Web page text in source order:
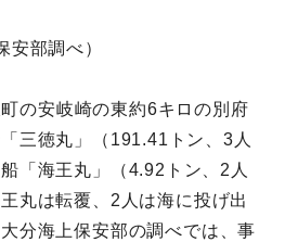
安部調べ）
の安岐崎の東約6キロの別府
三徳丸」（191.41トン、3人
「海王丸」（4.92トン、2人
丸は転覆、2人は海に投げ出
分海上保安部の調べでは、事